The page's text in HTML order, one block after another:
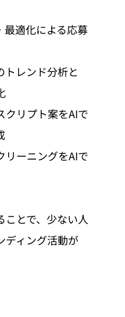
最適化による応募
トレンド分析と
クリプト案をAIで
リーニングをAIで
ことで、少ない人
ディング活動が